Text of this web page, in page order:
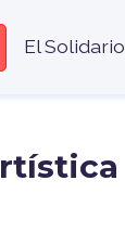
El Solidario